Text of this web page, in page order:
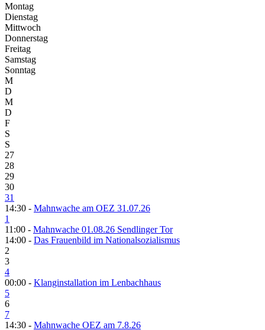
Montag
Dienstag
Mittwoch
Donnerstag
Freitag
Samstag
Sonntag
M
D
M
D
F
S
S
27
28
29
30
31
14:30 - Mahnwache am OEZ 31.07.26
1
11:00 - Mahnwache 01.08.26 Sendlinger Tor
14:00 - Das Frauenbild im Nationalsozialismus
2
3
4
00:00 - Klanginstallation im Lenbachhaus
5
6
7
14:30 - Mahnwache OEZ am 7.8.26